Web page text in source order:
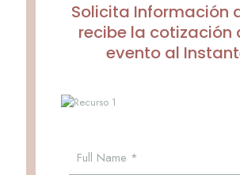
Solicita Información
recibe la cotización
evento al